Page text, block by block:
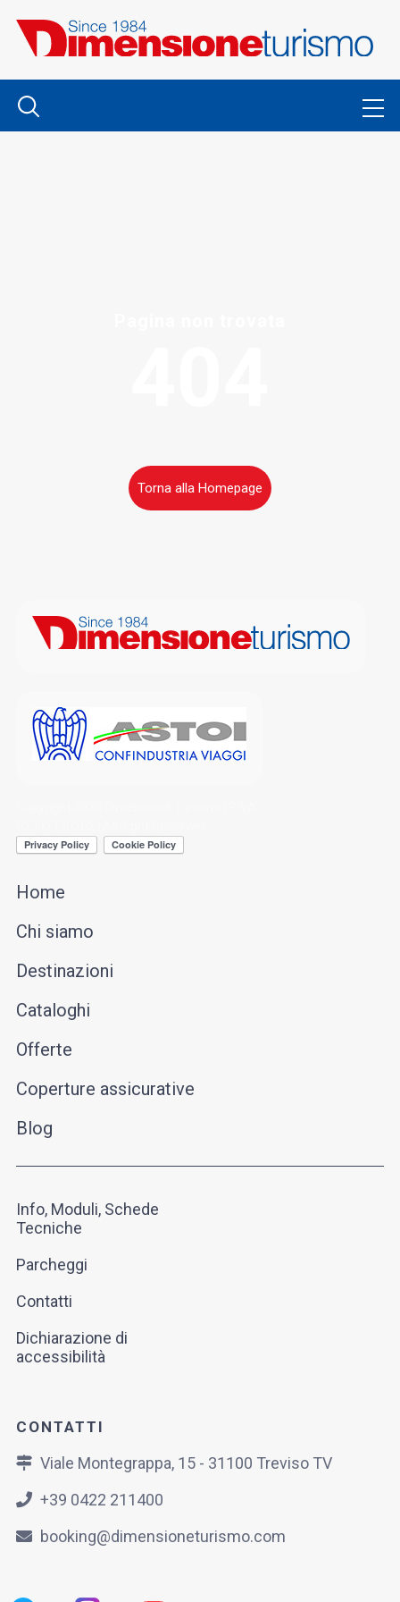
Torna alla Homepage
Home
Chi siamo
Destinazioni
Cataloghi
Offerte
Coperture assicurative
Blog
Info, Moduli, Schede
Tecniche
Parcheggi
Contatti
Dichiarazione di
accessibilità
CONTATTI
Viale Montegrappa, 15 - 31100 Treviso TV
+39 0422 211400
booking@dimensioneturismo.com